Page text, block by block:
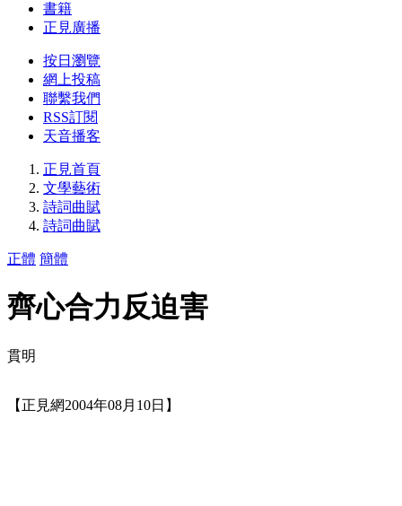
書籍
正見廣播
按日瀏覽
網上投稿
聯繫我們
RSS訂閱
天音播客
正見首頁
文學藝術
詩詞曲賦
詩詞曲賦
正體 簡體
齊心合力反迫害
貫明
【正見網2004年08月10日】